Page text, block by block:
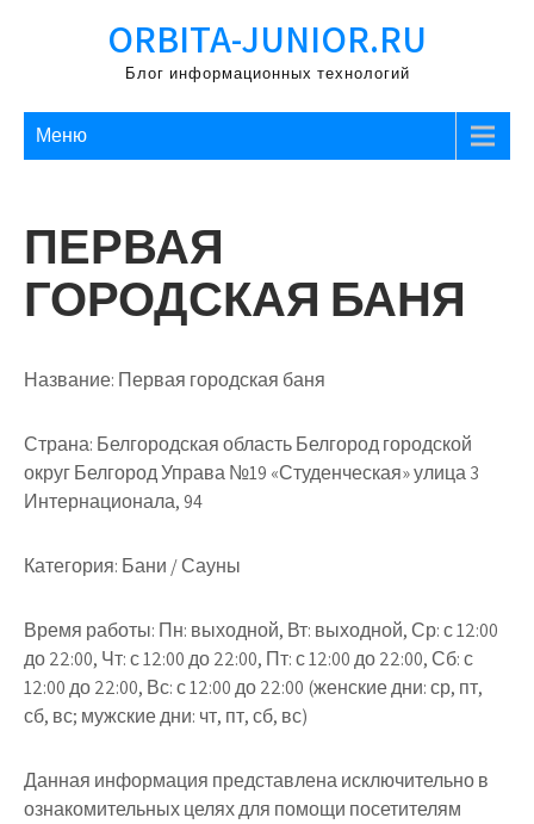
ORBITA-JUNIOR.RU
Блог информационных технологий
Меню
ПЕРВАЯ
ГОРОДСКАЯ БАНЯ
Название: Первая городская баня
Страна: Белгородская область Белгород городской
округ Белгород Управа №19 «Студенческая» улица 3
Интернационала, 94
Категория: Бани / Сауны
Время работы: Пн: выходной, Вт: выходной, Ср: с 12:00
до 22:00, Чт: с 12:00 до 22:00, Пт: с 12:00 до 22:00, Сб: с
12:00 до 22:00, Вс: с 12:00 до 22:00 (женские дни: ср, пт,
сб, вс; мужские дни: чт, пт, сб, вс)
Данная информация представлена исключительно в
ознакомительных целях для помощи посетителям